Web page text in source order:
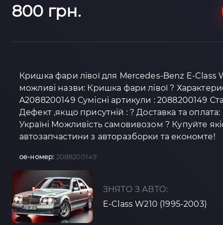
800 грн.
Кришка фари лівої для Mercedes-Benz E-Class
можливі назви: Кришка фари лівої ?
A2088200149 Сумісні артикули : 2088200149
Дефект ,якщо присутній : ? Доставка та
Україні Можливість самовивозом ? Купуйте
автозапчастини з авторазборки та економте!
oe-номер: 2088200149
ЗНЯТО З АВТО:
E-Class W210 (1995-2003)